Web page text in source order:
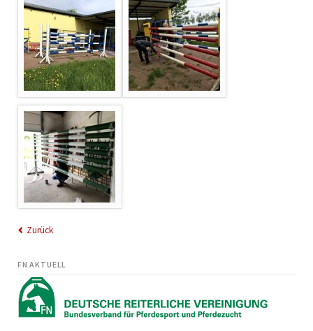
Zurück
FN AKTUELL